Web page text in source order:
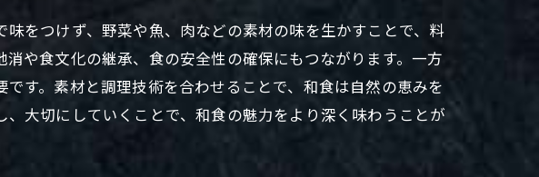
をつけず、野菜や魚、肉などの素材の味を生かすことで、料
や食文化の継承、食の安全性の確保にもつながります。一方
す。素材と調理技術を合わせることで、和食は自然の恵みを
大切にしていくことで、和食の魅力をより深く味わうことが